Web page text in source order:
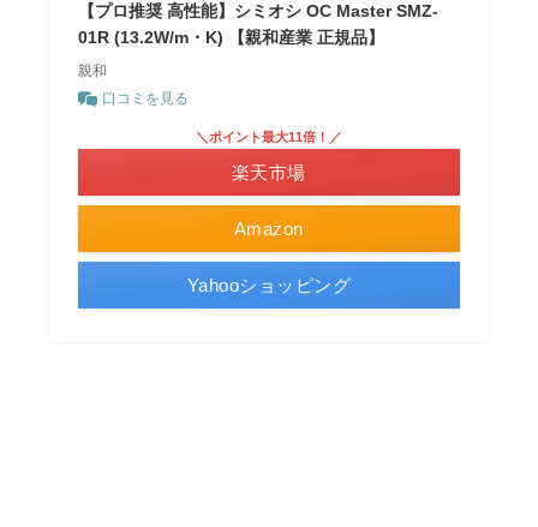
【プロ推奨 高性能】シミオシ OC Master SMZ-
01R (13.2W/m・K) 【親和産業 正規品】
親和
口コミを見る
Amazon
＼ポイント最大11倍！／
楽天市場
Yahooショッピング